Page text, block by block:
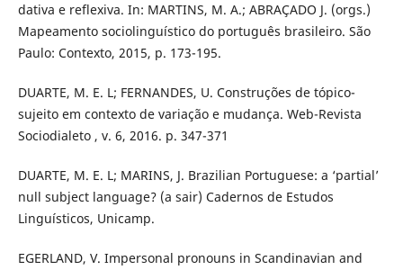
dativa e reflexiva. In: MARTINS, M. A.; ABRAÇADO J. (orgs.)
Mapeamento sociolinguístico do português brasileiro. São
Paulo: Contexto, 2015, p. 173-195.
DUARTE, M. E. L; FERNANDES, U. Construções de tópico-
sujeito em contexto de variação e mudança. Web-Revista
Sociodialeto , v. 6, 2016. p. 347-371
DUARTE, M. E. L; MARINS, J. Brazilian Portuguese: a ‘partial’
null subject language? (a sair) Cadernos de Estudos
Linguísticos, Unicamp.
EGERLAND, V. Impersonal pronouns in Scandinavian and